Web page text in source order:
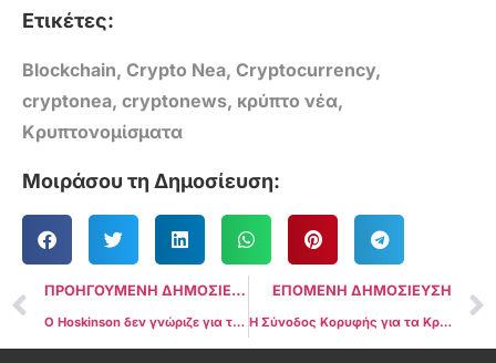
Ετικέτες:
Blockchain, Crypto Nea, Cryptocurrency,
cryptonea, cryptonews, κρύπτο νέα,
Κρυπτονομίσματα
Μοιράσου τη Δημοσίευση:
ΠΡΟΗΓΟΥΜΕΝΗ ΔΗΜΟΣΙΕΥΣΗ
Ο Hoskinson δεν γνώριζε για την ένταξη του ADA στο αμερικανικό Crypto Reserve
ΕΠΟΜΕΝΗ ΔΗΜΟΣΙΕΥΣΗ
Η Σύνοδος Κορυφής για τα Κρυπτονομίσματα του Trump Δεν Θα Ασχοληθεί με Φορολογικά Θέματα